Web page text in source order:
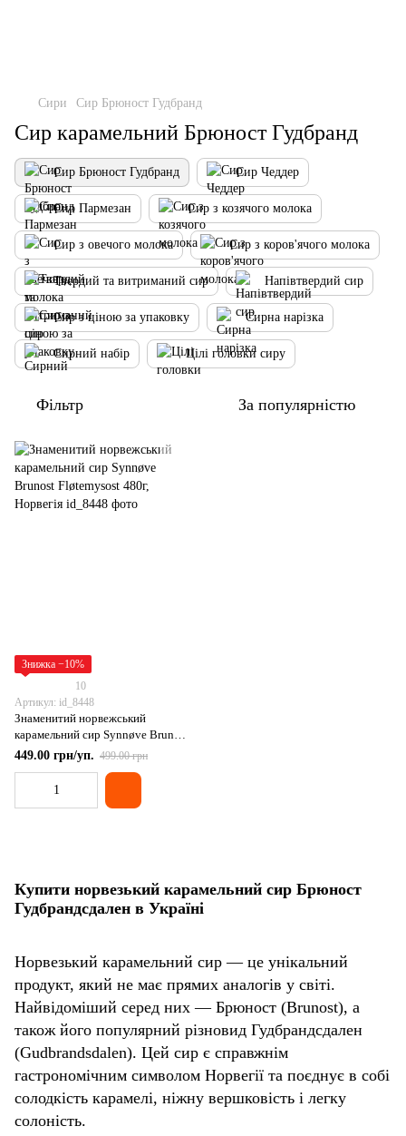
Сири Сир Брюност Гудбранд
Сир карамельний Брюност Гудбранд
Сир Брюност Гудбранд Сир Чеддер
Сир Пармезан Сир з козячого молока
Сир з овечого молока Сир з коров'ячого молока
Твердий та витриманий сир Напівтвердий сир
Сир з ціною за упаковку Сирна нарізка
Сирний набір Цілі головки сиру
Фільтр За популярністю
Знижка −10%
10
Артикул: id_8448
Знаменитий норвежський
карамельний сир Synnøve Brunost
Fløtemysost 480г, Норвегія
449.00 грн/уп. 499.00 грн
Купити норвезький карамельний сир Брюност
Гудбрандсдален в Україні
Норвезький карамельний сир — це унікальний
продукт, який не має прямих аналогів у світі.
Найвідоміший серед них — Брюност (Brunost), а
також його популярний різновид Гудбрандсдален
(Gudbrandsdalen). Цей сир є справжнім
гастрономічним символом Норвегії та поєднує в собі
солодкість карамелі, ніжну вершковість і легку
солоність.